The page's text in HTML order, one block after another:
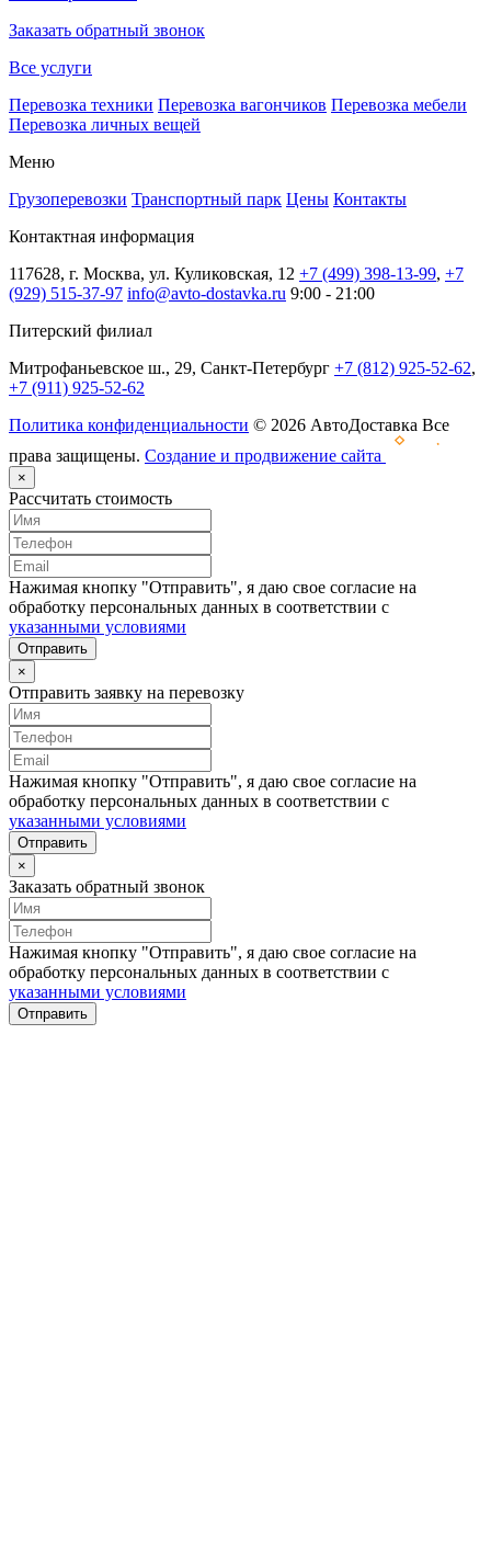
Заказать обратный звонок
Все услуги
Перевозка техники Перевозка вагончиков Перевозка мебели
Перевозка личных вещей
Меню
Грузоперевозки Транспортный парк Цены Контакты
Контактная информация
117628, г. Москва, ул. Куликовская, 12 +7 (499) 398-13-99, +7
(929) 515-37-97 info@avto-dostavka.ru 9:00 - 21:00
Питерский филиал
Митрофаньевское ш., 29, Санкт-Петербург +7 (812) 925-52-62,
+7 (911) 925-52-62
Политика конфиденциальности © 2026 АвтоДоставка Все
права защищены. Создание и продвижение сайта
×
Рассчитать стоимость
Нажимая кнопку "Отправить", я даю свое согласие на
обработку персональных данных в соответствии с
указанными условиями
Отправить
×
Отправить заявку на перевозку
Нажимая кнопку "Отправить", я даю свое согласие на
обработку персональных данных в соответствии с
указанными условиями
Отправить
×
Заказать обратный звонок
Нажимая кнопку "Отправить", я даю свое согласие на
обработку персональных данных в соответствии с
указанными условиями
Отправить